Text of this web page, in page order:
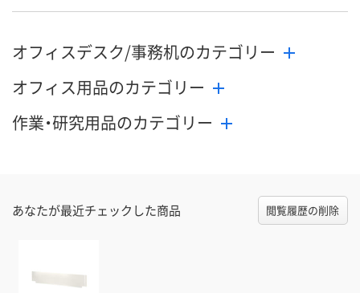
オフィスデスク/事務机のカテゴリー
オフィス用品のカテゴリー
作業・研究用品のカテゴリー
あなたが最近チェックした商品 閲覧履歴の削除